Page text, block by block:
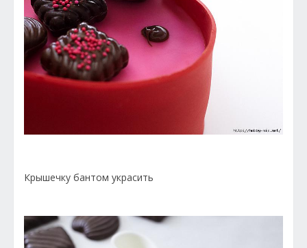
Крышечку бантом украсить